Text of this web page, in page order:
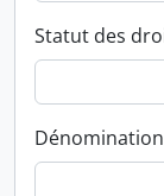
Statut des